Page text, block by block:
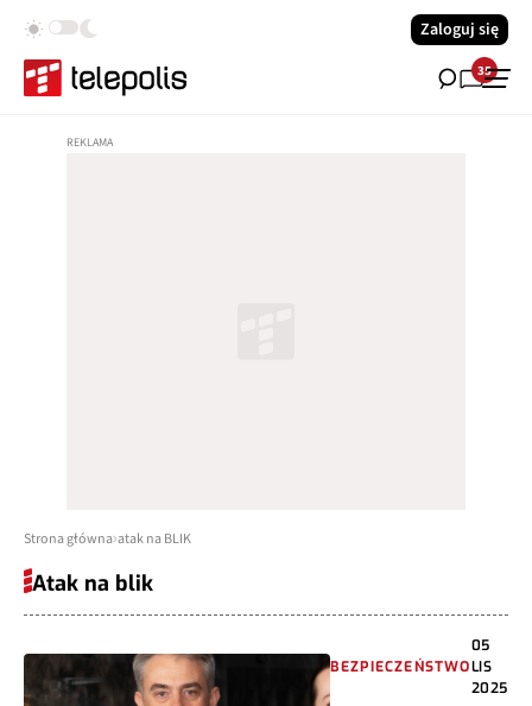
Zaloguj się
35
Strona główna atak na BLIK
Atak na blik
BEZPIECZEŃSTWO
05
LIS
2025